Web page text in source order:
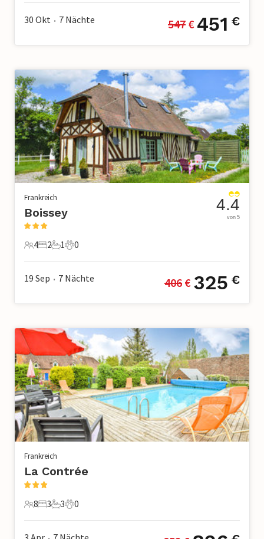
30 Okt • 7 Nächte 547 € 451 €
Frankreich
Boissey
4 Gäste
4
2 Schlafzimmer
2
1 Badezimmer
1
0 Haustiere
0
4.4
von 5
19 Sep • 7 Nächte 406 € 325 €
Frankreich
La Contrée
8 Gäste
8
3 Schlafzimmer
3
3 Badezimmer
3
0 Haustiere
0